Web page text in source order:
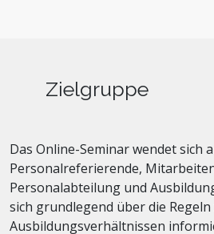
Zielgruppe
Das Online-Seminar wendet sich
Personalreferierende,
Personalabteilung und
sich grundlegend über die
Ausbildungsverhältnissen